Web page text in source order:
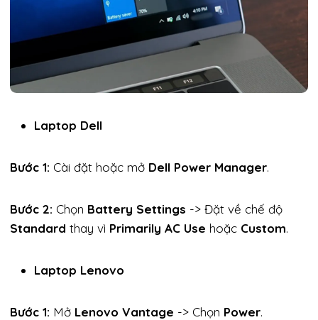
Laptop Dell
Bước 1: Cài đặt hoặc mở Dell Power Manager.
Bước 2: Chọn Battery Settings -> Đặt về chế độ
Standard thay vì Primarily AC Use hoặc Custom.
Laptop Lenovo
Bước 1: Mở Lenovo Vantage -> Chọn Power.